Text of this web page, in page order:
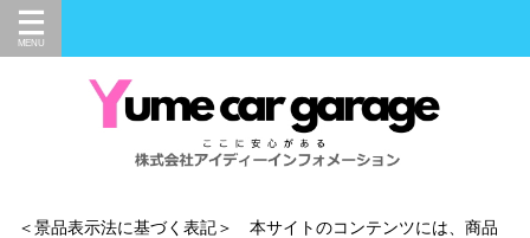
＜景品表示法に基づく表記＞ 本サイトのコンテンツには、商品